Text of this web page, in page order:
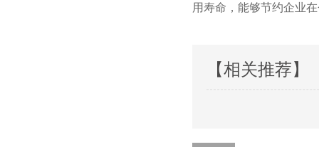
用寿命，能够节约企业
【相关推荐】